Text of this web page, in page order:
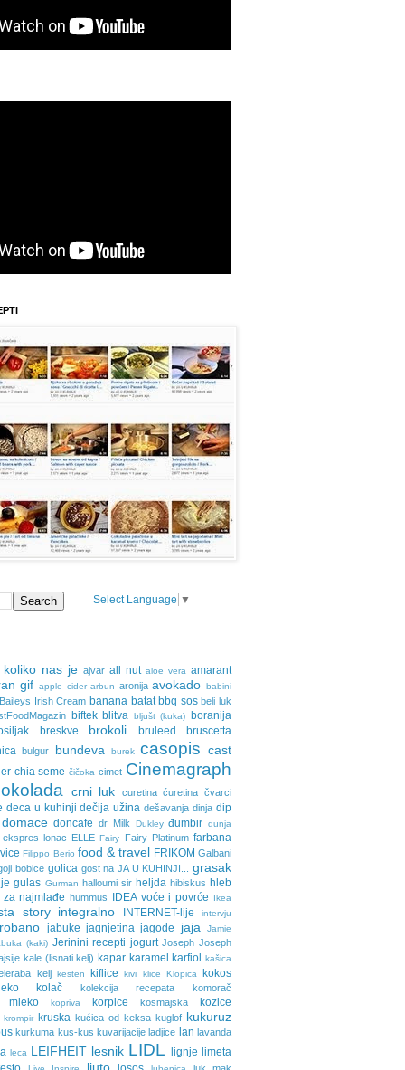
Select Language ▼
koliko nas je ajvar all nut aloe vera amarant
gif apple cider arbun aronija avokado babini
Baileys Irish Cream banana batat bbq sos beli luk
biftek blitva bljušt (kuka)
boranija
breskve brokoli bruleed
bruscetta
bulgur bundeva burek casopis cast
chia seme čičoka cimet Cinemagraph
crni luk curetina ćuretina čvarci
deca u kuhinji dečija užina dešavanja dinja dip
domace doncafe dr Milk Dukley đumbir dunja
ekspres lonac ELLE Fairy Fairy Platinum farbana
Filippo Berio food & travel FRIKOM Galbani
bobice golica gost na JA U KUHINJI... grasak
gulas Gurman halloumi sir heljda hibiskus hleb
za najmlađe hummus IDEA voće i povrće Ikea
story integralno INTERNET-lije intervju
jabuke jagnjetina jagode jaja
Jamie
(kaki) Jerinini recepti jogurt Joseph Joseph
kale (lisnati kelj) kapar karamel karfiol kašica
kelj kesten kiflice kivi klice Klopica
kokos
kolač kolekcija recepata komorač
mleko kopriva korpice kosmajska kozice
krompir kruska kućica od keksa kuglof kukuruz
kurkuma kus-kus kuvarijacije ladjice lan lavanda
leca LEIFHEIT lesnik LIDL lignje limeta